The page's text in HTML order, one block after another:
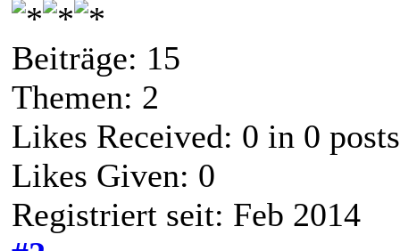
Beiträge: 15
Themen: 2
Likes Received: 0 in 0 posts
Likes Given: 0
Registriert seit: Feb 2014